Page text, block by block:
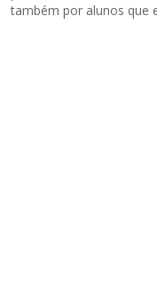
também por alunos que